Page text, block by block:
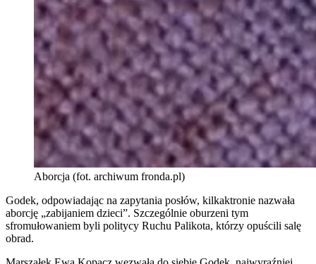
Aborcja (fot. archiwum fronda.pl)
Godek, odpowiadając na zapytania posłów, kilkaktronie nazwała
aborcję „zabijaniem dzieci”. Szczególnie oburzeni tym
sfromułowaniem byli politycy Ruchu Palikota, którzy opuścili salę
obrad.